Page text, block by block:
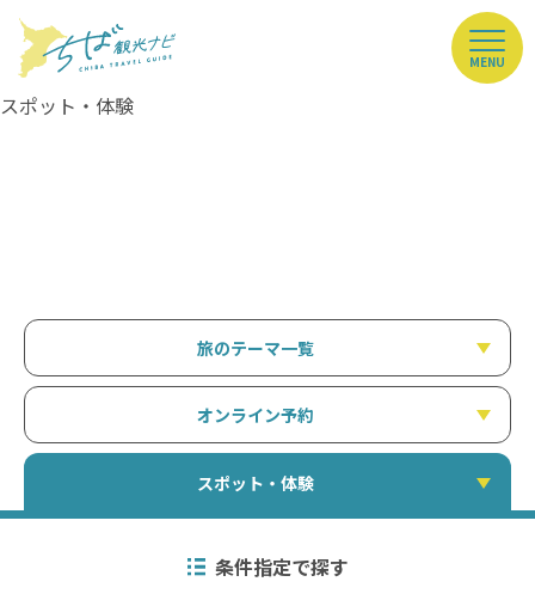
MENU
スポット・体験
スポット・体験
旅のテーマ一覧
オンライン予約
条件指定で探す